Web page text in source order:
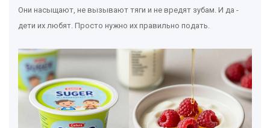
Они насыщают, не вызывают тяги и не вредят зубам. И да -
дети их любят. Просто нужно их правильно подать.